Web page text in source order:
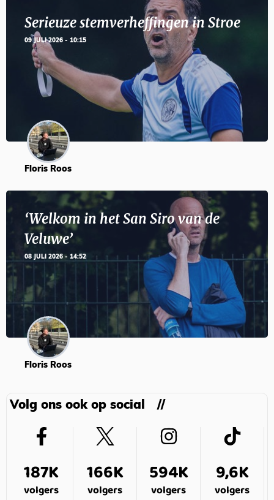
Serieuze stemverheffingen in Stroe
09 JULI 2026 - 10:15
Floris Roos
‘Welkom in het San Siro van de
Veluwe’
08 JULI 2026 - 14:52
Floris Roos
Volg ons ook op social
187K
volgers
166K
volgers
594K
volgers
9,6K
volgers